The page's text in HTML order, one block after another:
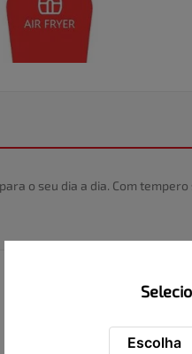
o seu dia a dia. Com